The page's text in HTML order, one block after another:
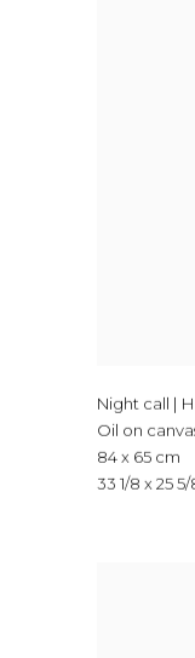
Night call |
Oil on
84 x 65 cm
33 1/8 x 25 5/